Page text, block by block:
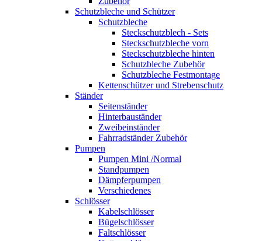
Schutzbleche und Schützer
Schutzbleche
Steckschutzblech - Sets
Steckschutzbleche vorn
Steckschutzbleche hinten
Schutzbleche Zubehör
Schutzbleche Festmontage
Kettenschützer und Strebenschutz
Ständer
Seitenständer
Hinterbauständer
Zweibeinständer
Fahrradständer Zubehör
Pumpen
Pumpen Mini /Normal
Standpumpen
Dämpferpumpen
Verschiedenes
Schlösser
Kabelschlösser
Bügelschlösser
Faltschlösser